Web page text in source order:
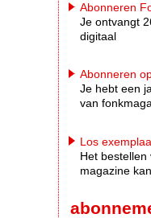
Abonneren
Je ontvangt
digitaal
Abonneren
Je hebt een
van
Los
Het
magazine